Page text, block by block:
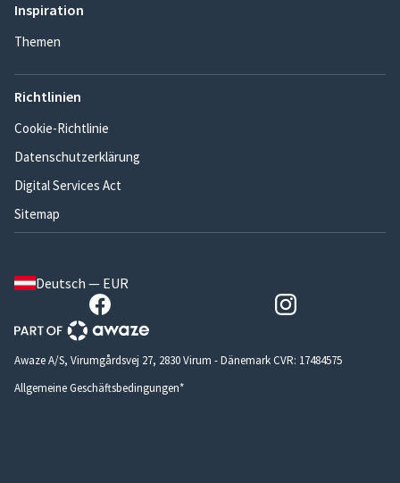
Inspiration
Themen
Richtlinien
Cookie-Richtlinie
Datenschutzerklärung
Digital Services Act
Sitemap
Deutsch — EUR
Awaze A/S, Virumgårdsvej 27, 2830 Virum - Dänemark CVR: 17484575
Allgemeine Geschäftsbedingungen*